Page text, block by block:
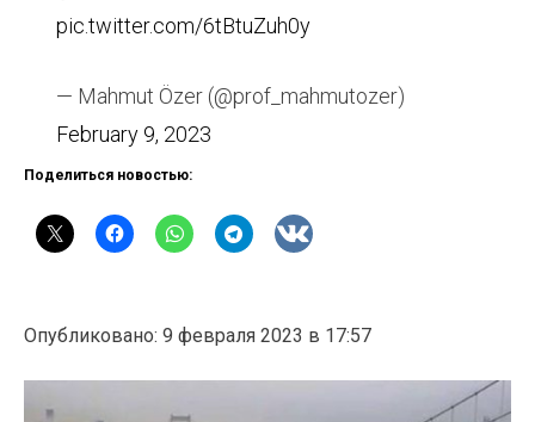
pic.twitter.com/6tBtuZuh0y
— Mahmut Özer (@prof_mahmutozer)
February 9, 2023
Поделиться новостью:
Опубликовано: 9 февраля 2023 в 17:57